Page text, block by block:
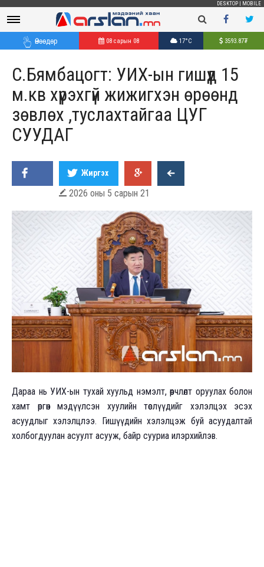
DESKTOP MOBILE
Өнөөдөр 08 сарын 08 17°C 3593.87₮
С.Бямбацогт: УИХ-ын гишүүд 15
м.кв хүрэхгүй жижигхэн өрөөнд
зөвлөх ,туслахтайгаа ЦУГ
СУУДАГ
Жиргэх
 2026 оны 5 сарын 21
Дараа нь УИХ-ын тухай хуульд нэмэлт, өөрчлөлт оруулах болон
хамт өргөн мэдүүлсэн хуулийн төслүүдийг хэлэлцэх эсэх
асуудлыг хэлэлцлээ. Гишүүдийн хэлэлцэж буй асуудалтай
холбогдуулан асуулт асууж, байр сууриа илэрхийлэв.